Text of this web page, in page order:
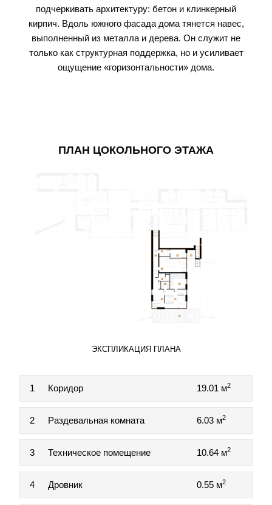
подчеркивать архитектуру: бетон и клинкерный
кирпич. Вдоль южного фасада дома тянется навес,
выполненный из металла и дерева. Он служит не
только как структурная поддержка, но и усиливает
ощущение «горизонтальности» дома.
ПЛАН ЦОКОЛЬНОГО ЭТАЖА
ЭКСПЛИКАЦИЯ ПЛАНА
1 Коридор 19.01 м2
2 Раздевальная комната 6.03 м2
3 Техническое помещение 10.64 м2
4 Дровник 0.55 м2